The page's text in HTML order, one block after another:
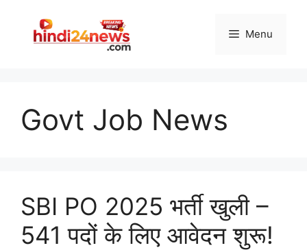
content
Menu
Govt Job News
SBI PO 2025 भर्ती खुली –
541 पदों के लिए आवेदन शुरू!